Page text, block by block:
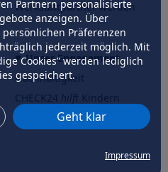
Partnern personalisierte
anzeigen. Über
persönlichen Präferenzen
jederzeit möglich. Mit
Cookies” werden lediglich
gespeichert.
Geht klar
Impressum
Werkstattpartner werden
Unser Engagement
Nachhaltigkeit
CHECK24hilftder Natur